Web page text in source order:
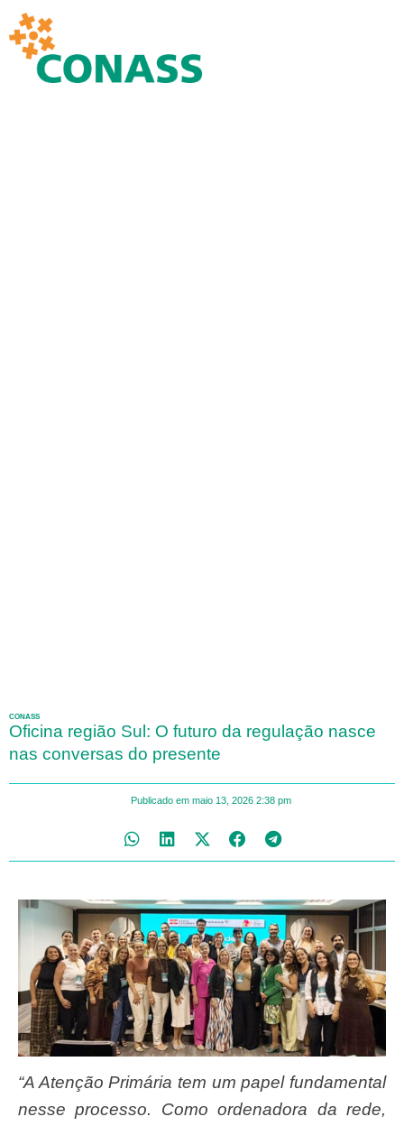
CONASS
Oficina região Sul: O futuro da regulação nasce
nas conversas do presente
Publicado em maio 13, 2026 2:38 pm
“A Atenção Primária tem um papel fundamental
nesse processo. Como ordenadora da rede,